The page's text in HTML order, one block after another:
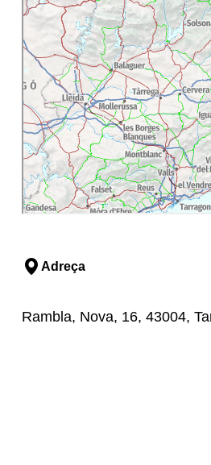
Adreça
Rambla, Nova, 16, 43004,